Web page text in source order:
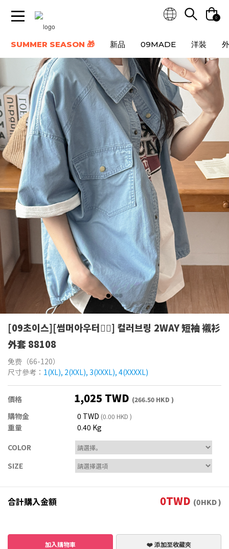
0
SUMMER SEASON 🎁 新品 09MADE 洋裝
[09초이스][썸머아우터👍🏻] 컬러브링 2WAY 短袖 襯衫
外套 88108
免费（66-120）
尺寸參考： 1(XL), 2(XXL), 3(XXXL), 4(XXXXL)
價格 1,025 TWD (266.50 HKD )
購物金 0 TWD (0.00 HKD )
重量
0.40 Kg
COLOR
SIZE
合計購入金額 0TWD (0HKD )
加入購物車 ❤️ 添加至收藏夾